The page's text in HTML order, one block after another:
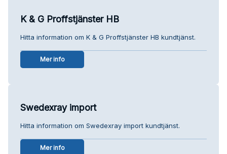
K & G Proffstjänster HB
Hitta information om K & G Proffstjänster HB kundtjänst.
Mer info
Swedexray import
Hitta information om Swedexray import kundtjänst.
Mer info